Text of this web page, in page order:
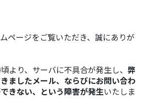
ページをご覧いただき、誠にありが
より、サーバに不具合が発生し、 弊
ましたメール、ならびにお問い合わ
きない、という障害が発生いたしま